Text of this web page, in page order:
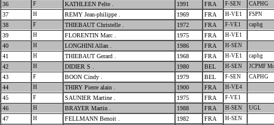
36 F KATHLEEN Pelte . 1991 FRA F-SEN CAPHG
37 H REMY Jean-philippe . 1969 FRA H-VE1 FSPN
38 F THIEBAUT Christelle . 1972 FRA F-VE1 caphg
39 H FLORENTIN Marc . 1975 FRA H-VE1
40 H LONGHINI Allan . 1986 FRA H-SEN
41 H THIEBAUT Gerard . 1968 FRA H-VE1 caphg
42 H DIDIER S . 1980 BEL H-SEN JCPMF
43 F BOON Cindy . 1979 BEL F-SEN CAPHG
44 H THIRY Pierre alain . 1900 FRA H-VE4
45 F SAUNIER Martine . 1975 FRA F-VE1
46 H BRAYER Martin . 1988 FRA H-SEN UGL
47 H FELLMANN Benoit . 1982 FRA H-SEN